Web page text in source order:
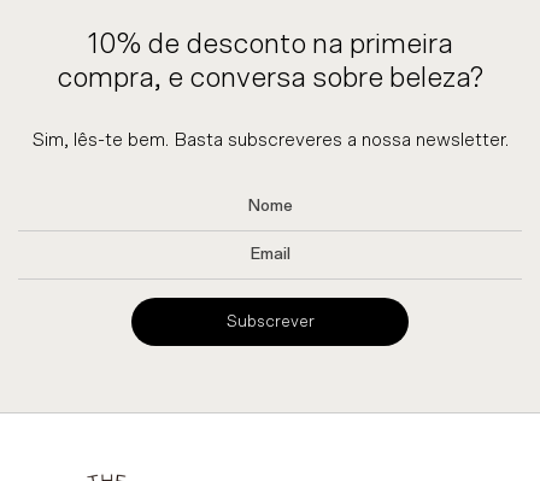
10% de desconto na primeira
compra, e conversa sobre beleza?
Sim, lês-te bem. Basta subscreveres a nossa newsletter.
Subscrever